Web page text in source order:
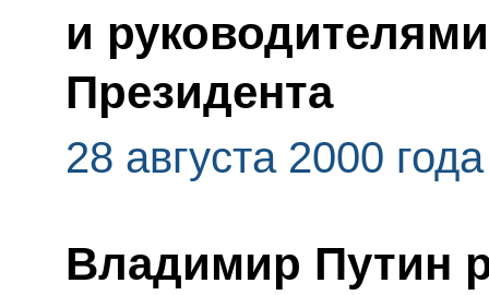
и
Президента
28 августа 2000 года
Владимир Путин